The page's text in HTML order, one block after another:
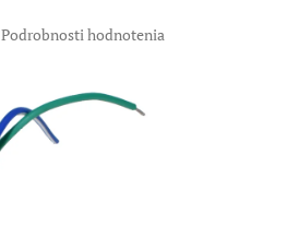
Podrobnosti hodnotenia